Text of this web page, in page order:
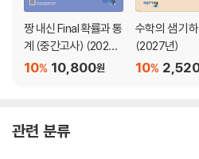
짱 내신 Final 확률과 통
계 (중간고사) (2026
년)
10,800원
10%
수학의 샘 기
(2027년)
10%
관련 분류